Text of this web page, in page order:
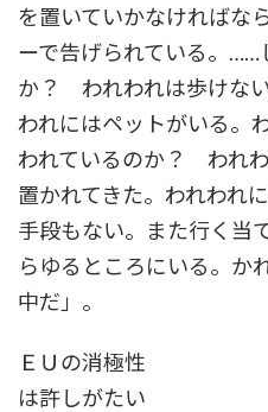
を置いていかなければな
ーで告げられている。……
か？ われわれは歩けな
われにはペットがいる。
われているのか？ われ
置かれてきた。われわれ
手段もない。また行く当
らゆるところにいる。か
中だ」。
ＥＵの消極性
は許しがたい